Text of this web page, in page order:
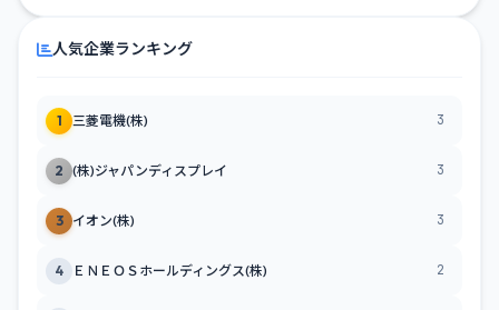
人気企業ランキング
1 三菱電機(株) 3
2 (株)ジャパンディスプレイ 3
3 イオン(株) 3
4 ＥＮＥＯＳホールディングス(株) 2